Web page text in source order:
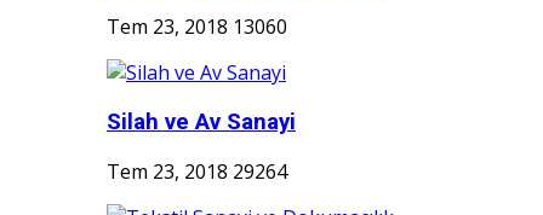
Tem 23, 2018 13060
Silah ve Av Sanayi
Tem 23, 2018 29264